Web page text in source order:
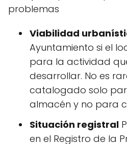
problemas
Viabilidad
Ayuntamiento si el
para la actividad
desarrollar. No es
catalogado solo
almacén y no para
Situación registral
en el Registro de la